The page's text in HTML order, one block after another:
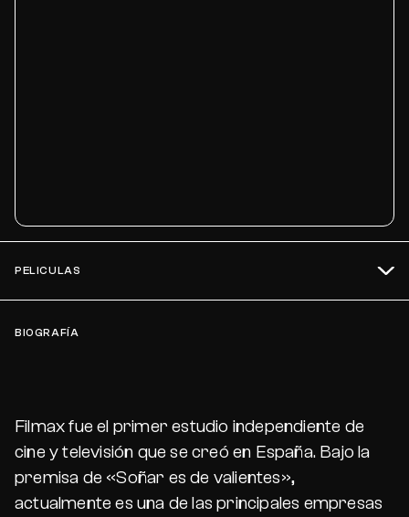
PELICULAS
BIOGRAFÍA
Filmax fue el primer estudio independiente de
cine y televisión que se creó en España. Bajo la
premisa de «Soñar es de valientes»,
actualmente es una de las principales empresas